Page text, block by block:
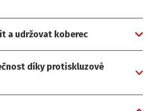
a udržovat koberec
díky protiskluzové